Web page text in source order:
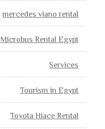
mercedes viano rental
Microbus Rental Egypt
Services
Tourism in Egypt
Toyota Hiace Rental